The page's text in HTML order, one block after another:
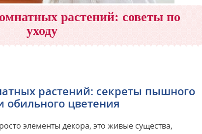
растений: советы по
уходу
растений: секреты пышного
обильного цветения
элементы декора, это живые существа,